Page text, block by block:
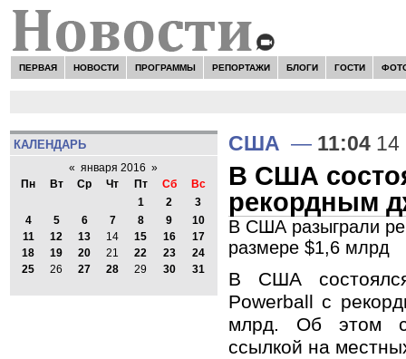
ПЕРВАЯ НОВОСТИ ПРОГРАММЫ РЕПОРТАЖИ БЛОГИ ГОСТИ
КАЛЕНДАРЬ
« января 2016 »
Пн
Вт Ср Чт Пт Сб
Вс
1
2
3
4
5 6 7 8 9
10
11
12 13 14 15 16
17
18
19 20 21 22 23
24
25
26 27 28 29 30 31
США — 11:04 14
В США
рекордным
В США разыграли
размере $1,6 млрд
В США
Powerball с
млрд. Об этом
ссылкой на